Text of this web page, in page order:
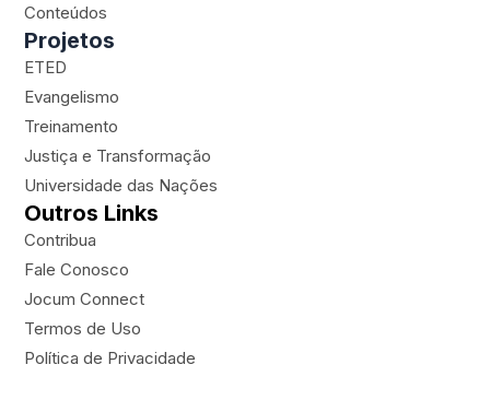
Conteúdos
Projetos
ETED
Evangelismo
Treinamento
Justiça e Transformação
Universidade das Nações
Outros Links
Contribua
Fale Conosco
Jocum Connect
Termos de Uso
Política de Privacidade